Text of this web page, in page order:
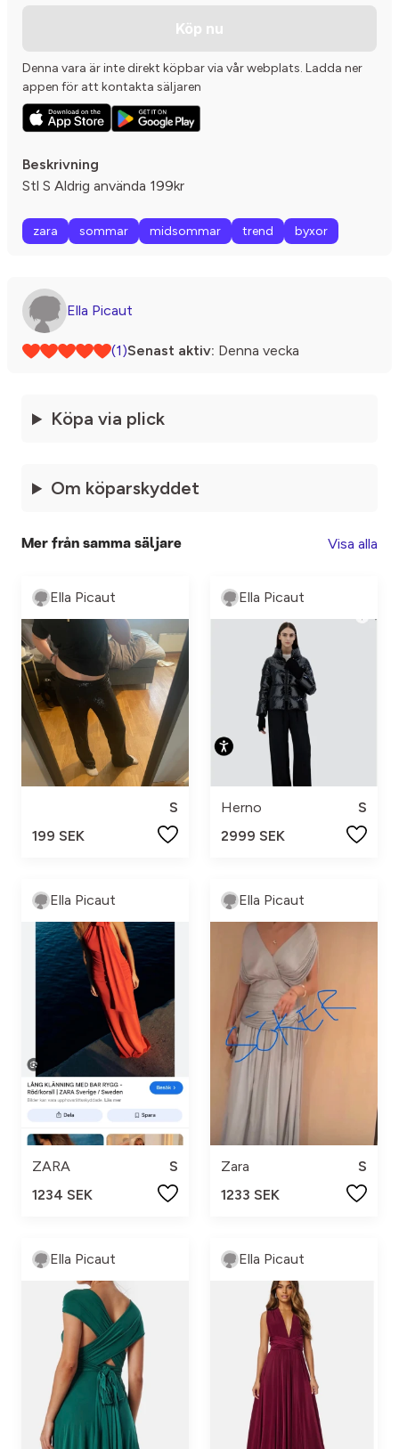
Köp nu
Denna vara är inte direkt köpbar via vår webplats. Ladda ner
appen för att kontakta säljaren
Beskrivning
Stl S Aldrig använda 199kr
zara sommar midsommar trend byxor
Ella Picaut
(1)Senast aktiv: Denna vecka
Köpa via plick
Om köparskyddet
Mer från samma säljare Visa alla
Ella Picaut
S
199 SEK
Ella Picaut
Herno
S
2999 SEK
Ella Picaut
ZARA
S
1234 SEK
Ella Picaut
Zara
S
1233 SEK
Ella Picaut Ella Picaut